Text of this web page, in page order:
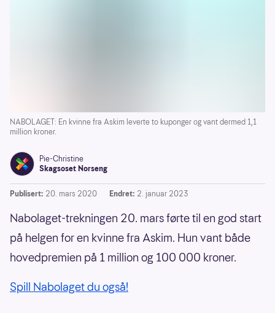
NABOLAGET: En kvinne fra Askim leverte to kuponger og vant dermed 1,1
million kroner.
Pie-Christine
Skagsoset Norseng
Publisert: 20. mars 2020 Endret: 2. januar 2023
Nabolaget-trekningen 20. mars førte til en god start
på helgen for en kvinne fra Askim. Hun vant både
hovedpremien på 1 million og 100 000 kroner.
Spill Nabolaget du også!